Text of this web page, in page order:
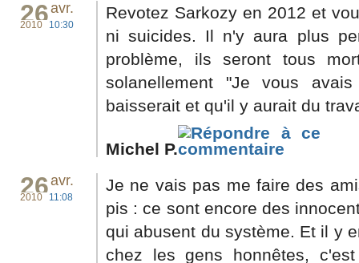
26avr.
2010 10:30
Revotez Sarkozy en 2012 et
ni suicides. Il n'y aura plus
problème, ils seront tous
solanellement "Je vous
baisserait et qu'il y aurait du
Michel P.
26avr.
2010 11:08
Je ne vais pas me faire des
pis : ce sont encore des
qui abusent du système. Et il y
chez les gens honnêtes,